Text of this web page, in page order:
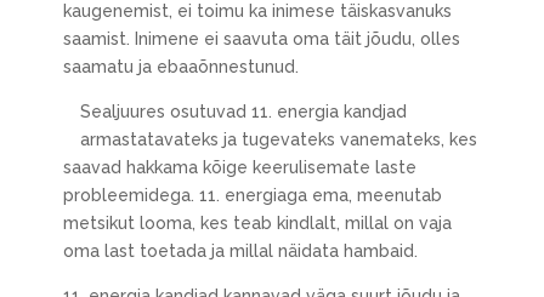
kaugenemist, ei toimu ka inimese täiskasvanuks
saamist. Inimene ei saavuta oma täit jõudu, olles
saamatu ja ebaaõnnestunud.
Sealjuures osutuvad 11. energia kandjad
armastatavateks ja tugevateks vanemateks, kes
saavad hakkama kõige keerulisemate laste
probleemidega. 11. energiaga ema, meenutab
metsikut looma, kes teab kindlalt, millal on vaja
oma last toetada ja millal näidata hambaid.